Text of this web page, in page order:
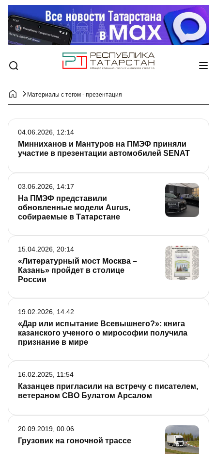
Материалы с тегом - презентация
Минниханов и Мантуров на ПМЭФ приняли
участие в презентации автомобилей SENAT
04.06.2026, 12:14
На ПМЭФ представили
обновленные модели Aurus,
собираемые в Татарстане
03.06.2026, 14:17
«Литературный мост Москва –
Казань» пройдет в столице
России
15.04.2026, 20:14
«Дар или испытание Всевышнего?»: книга
казанского ученого о мирософии получила
признание в мире
19.02.2026, 14:42
Казанцев пригласили на встречу с писателем,
ветераном СВО Булатом Арсалом
16.02.2025, 11:54
Грузовик на гоночной трассе
20.09.2019, 00:06